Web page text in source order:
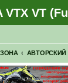
VTX VT